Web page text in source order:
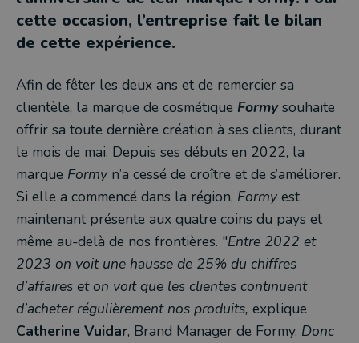
cette occasion, l’entreprise fait le bilan
de cette expérience.
Afin de fêter les deux ans et de remercier sa
clientèle, la marque de cosmétique Formy souhaite
offrir sa toute dernière création à ses clients, durant
le mois de mai. Depuis ses débuts en 2022, la
marque Formy n’a cessé de croître et de s’améliorer.
Si elle a commencé dans la région, Formy est
maintenant présente aux quatre coins du pays et
même au-delà de nos frontières. "Entre 2022 et
2023 on voit une hausse de 25% du chiffres
d’affaires et on voit que les clientes continuent
d’acheter régulièrement nos produits, explique
Catherine Vuidar, Brand Manager de Formy. Donc